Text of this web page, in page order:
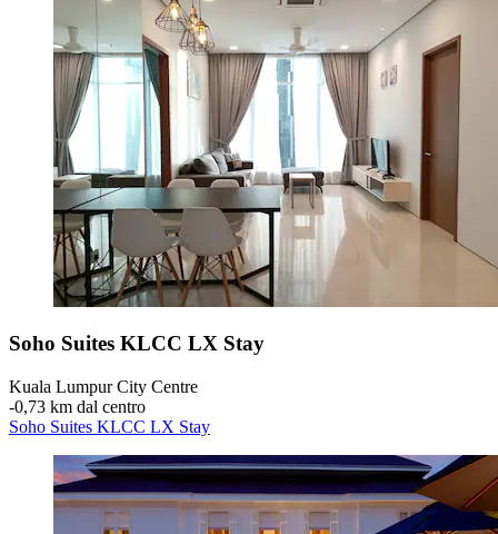
Soho Suites KLCC LX Stay
Kuala Lumpur City Centre
‐0,73 km dal centro
Soho Suites KLCC LX Stay